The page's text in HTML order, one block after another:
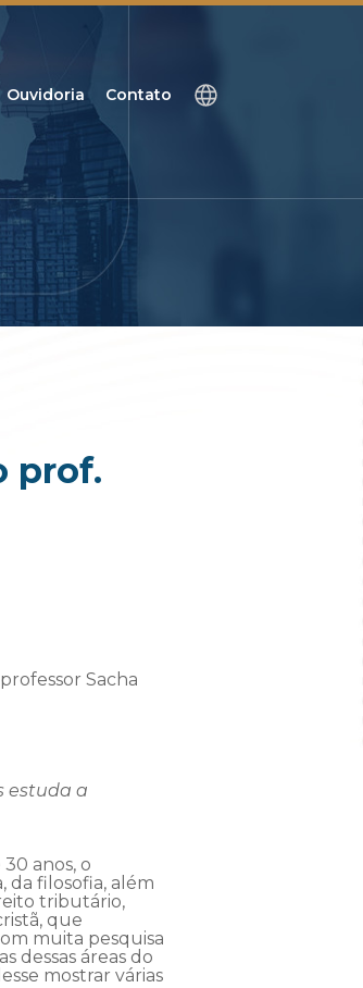
Ouvidoria Contato
prof.
Sacha
estuda a
anos, o
da filosofia, além
tributário,
que
muita pesquisa
dessas áreas do
mostrar várias